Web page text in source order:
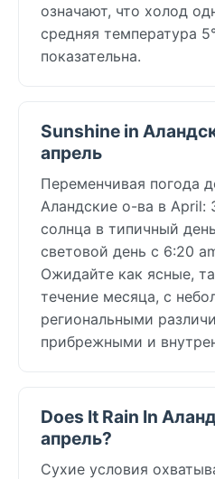
означают, что холод
средняя температура
показательна.
Sunshine in
апрель
Переменчивая погода
Аландские о-ва в April:
солнца в типичный
световой день с 6:20
Ожидайте как ясные,
течение месяца, с
региональными
прибрежными и
Does It Rain In
апрель?
Сухие условия